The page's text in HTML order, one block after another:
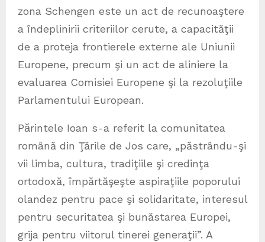
zona Schengen este un act de recunoaştere
a îndeplinirii criteriilor cerute, a capacităţii
de a proteja frontierele externe ale Uniunii
Europene, precum şi un act de aliniere la
evaluarea Comisiei Europene şi la rezoluţiile
Parlamentului European.
Pӑrintele Ioan s-a referit la comunitatea
română din Ţările de Jos care, „păstrându-şi
vii limba, cultura, tradiţiile şi credinţa
ortodoxă, împărtăşeşte aspiraţiile poporului
olandez pentru pace şi solidaritate, interesul
pentru securitatea şi bunăstarea Europei,
grija pentru viitorul tinerei generaţii”. A